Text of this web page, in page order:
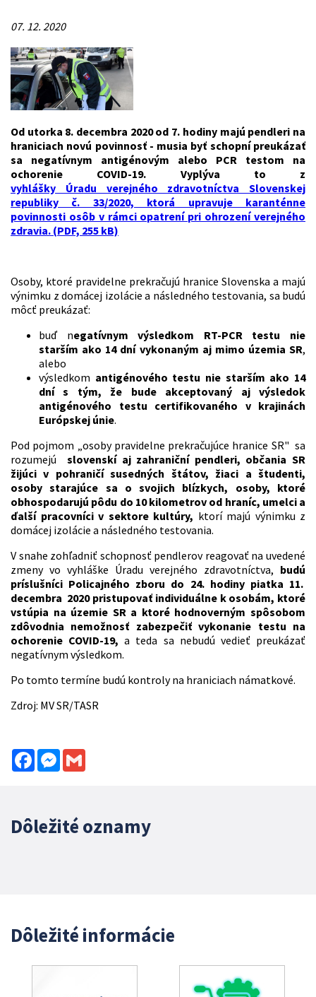
07. 12. 2020
Od utorka 8. decembra 2020 od 7. hodiny majú pendleri na
hraniciach novú povinnosť - musia byť schopní preukázať
sa negatívnym antigénovým alebo PCR testom na
ochorenie COVID-19. Vyplýva to z
vyhlášky Úradu verejného zdravotníctva Slovenskej
republiky č. 33/2020, ktorá upravuje karanténne
povinnosti osôb v rámci opatrení pri ohrození verejného
zdravia. (PDF, 255 kB)
Osoby, ktoré pravidelne prekračujú hranice Slovenska a majú
výnimku z domácej izolácie a následného testovania, sa budú
môcť preukázať:
buď negatívnym výsledkom RT-PCR testu nie
starším ako 14 dní vykonaným aj mimo územia SR,
alebo
výsledkom antigénového testu nie starším ako 14
dní s tým, že bude akceptovaný aj výsledok
antigénového testu certifikovaného v krajinách
Európskej únie.
Pod pojmom „osoby pravidelne prekračujúce hranice SR" sa
rozumejúslovenskí aj zahraniční pendleri, občania SR
žijúci v pohraničí susedných štátov, žiaci a študenti,
osoby starajúce sa o svojich blízkych, osoby, ktoré
obhospodarujú pôdu do 10 kilometrov od hraníc, umelci a
ďalší pracovníci v sektore kultúry, ktorí majú výnimku z
domácej izolácie a následného testovania.
V snahe zohľadniť schopnosť pendlerov reagovať na uvedené
zmeny vo vyhláške Úradu verejného zdravotníctva, budú
príslušníci Policajného zboru do 24. hodiny piatka 11.
decembra 2020 pristupovať individuálne k osobám, ktoré
vstúpia na územie SR a ktoré hodnoverným spôsobom
zdôvodnia nemožnosť zabezpečiť vykonanie testu na
ochorenie COVID-19, a teda sa nebudú vedieť preukázať
negatívnym výsledkom.
Po tomto termíne budú kontroly na hraniciach námatkové.
Zdroj: MV SR/TASR
FacebookMessenger
Dôležité oznamy
Dôležité informácie